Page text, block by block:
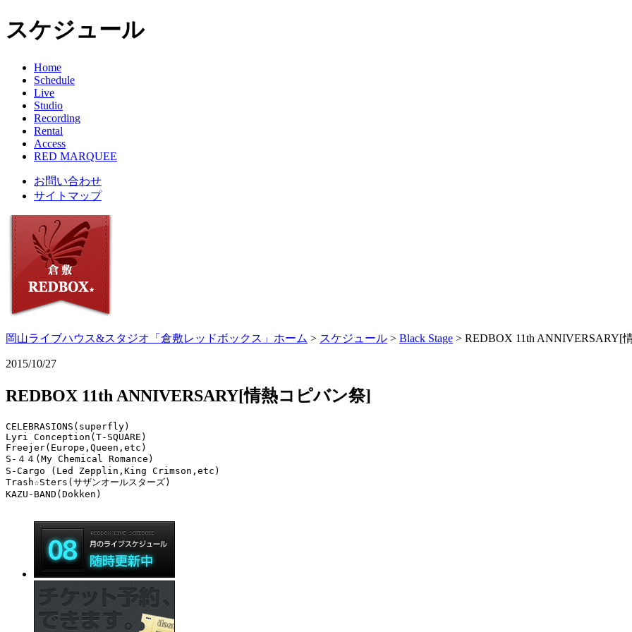
スケジュール
Home
Schedule
Live
Studio
Recording
Rental
Access
RED MARQUEE
お問い合わせ
サイトマップ
岡山ライブハウス&スタジオ「倉敷レッドボックス」ホーム > スケジュール > Black Stage > REDBOX 11th ANNIVERSARY[
2015/10/27
REDBOX 11th ANNIVERSARY[情熱コピバン祭]
CELEBRASIONS(superfly)
Lyri Conception(T-SQUARE)
Freejer(Europe,Queen,etc)
S-４４(My Chemical Romance)
S-Cargo (Led Zepplin,King Crimson,etc)
Trash☆Sters(サザンオールスターズ)
KAZU-BAND(Dokken)